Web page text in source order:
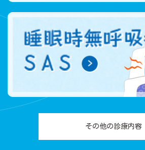
その他の診療内容